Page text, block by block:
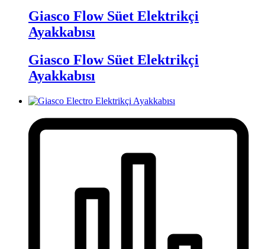
Giasco Flow Süet Elektrikçi
Ayakkabısı
Giasco Flow Süet Elektrikçi
Ayakkabısı